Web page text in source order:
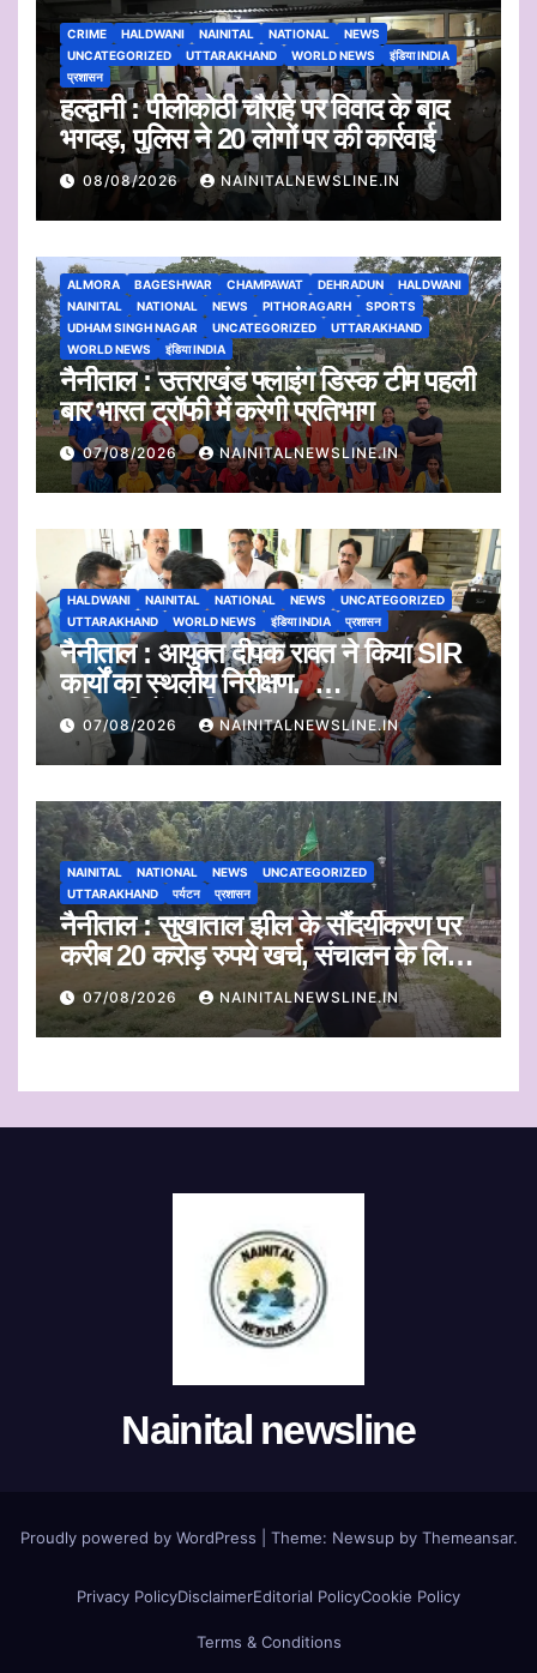
CRIME HALDWANI NAINITAL NATIONAL
NEWS
UNCATEGORIZED
UTTARAKHAND WORLD NEWS
इंडिया INDIA
प्रशासन
हल्द्वानी : पीलीकोठी चौराहे पर विवाद के बाद
भगदड़, पुलिस ने 20 लोगों पर की कार्रवाई
08/08/2026 NAINITALNEWSLINE.IN
ALMORA BAGESHWAR CHAMPAWAT DEHRADUN
HALDWANI
NAINITAL
NATIONAL NEWS PITHORAGARH
SPORTS
UDHAM SINGH NAGAR
UNCATEGORIZED
UTTARAKHAND
WORLD NEWS
इंडिया INDIA
नैनीताल : उत्तराखंड फ्लाइंग डिस्क टीम पहली
बार भारत ट्रॉफी में करेगी प्रतिभाग
07/08/2026 NAINITALNEWSLINE.IN
HALDWANI NAINITAL NATIONAL NEWS
UNCATEGORIZED
UTTARAKHAND
WORLD NEWS इंडिया INDIA प्रशासन
नैनीताल : आयुक्त दीपक रावत ने किया SIR
कार्यों का स्थलीय निरीक्षण.
अधिकारियों को दिए समयबद्ध निस्तारण और
पारदर्शिता के निर्देश
07/08/2026 NAINITALNEWSLINE.IN
NAINITAL NATIONAL NEWS
UNCATEGORIZED
UTTARAKHAND
पर्यटन प्रशासन
नैनीताल : सुखाताल झील के सौंदर्यीकरण पर
करीब 20 करोड़ रुपये खर्च, संचालन के लिए
संस्था का चयन जल्द
07/08/2026 NAINITALNEWSLINE.IN
Nainital newsline
Proudly powered by WordPress Theme: Newsupby Themeansar.
Privacy PolicyDisclaimerEditorial PolicyCookie Policy
Terms & Conditions